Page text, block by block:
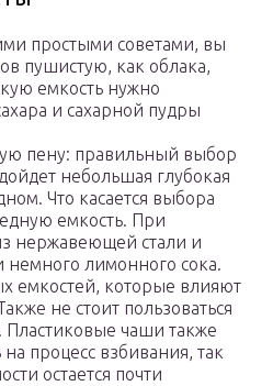
простыми советами, вы
пушистую, как облака,
емкость нужно
и сахарной пудры
пену: правильный выбор
небольшая глубокая
Что касается выбора
емкость. При
нержавеющей стали и
немного лимонного сока.
емкостей, которые влияют
не стоит пользоваться
чаши также
процесс взбивания, так
остается почти